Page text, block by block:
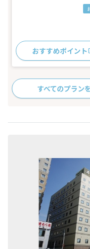
おすすめポイント
すべてのプラン